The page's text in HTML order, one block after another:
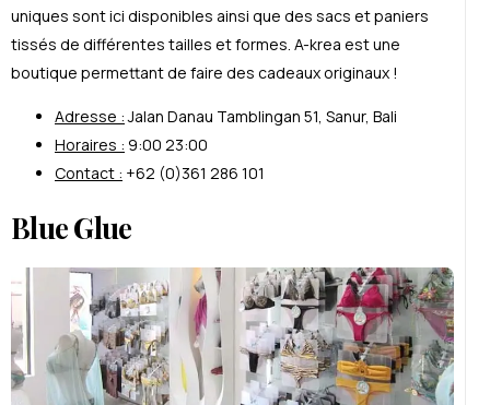
uniques sont ici disponibles ainsi que des sacs et paniers
tissés de différentes tailles et formes. A-krea est une
boutique permettant de faire des cadeaux originaux !
Adresse :Jalan Danau Tamblingan 51, Sanur, Bali
Horaires : 9:00 23:00
Contact : +62 (0)361 286 101
Blue Glue